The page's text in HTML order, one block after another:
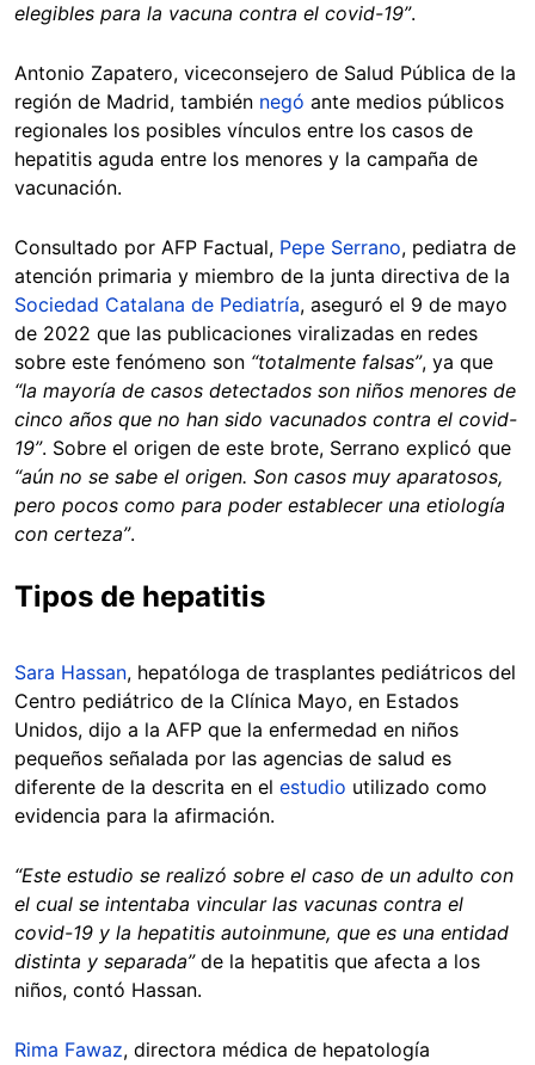
elegibles para la vacuna contra el covid-19”.
Antonio Zapatero, viceconsejero de Salud Pública de la
región de Madrid, también negó ante medios públicos
regionales los posibles vínculos entre los casos de
hepatitis aguda entre los menores y la campaña de
vacunación.
Consultado por AFP Factual, Pepe Serrano, pediatra de
atención primaria y miembro de la junta directiva de la
Sociedad Catalana de Pediatría, aseguró el 9 de mayo
de 2022 que las publicaciones viralizadas en redes
sobre este fenómeno son “totalmente falsas”, ya que
“la mayoría de casos detectados son niños menores de
cinco años que no han sido vacunados contra el covid-
19”. Sobre el origen de este brote, Serrano explicó que
“aún no se sabe el origen. Son casos muy aparatosos,
pero pocos como para poder establecer una etiología
con certeza”.
Tipos de hepatitis
Sara Hassan, hepatóloga de trasplantes pediátricos del
Centro pediátrico de la Clínica Mayo, en Estados
Unidos, dijo a la AFP que la enfermedad en niños
pequeños señalada por las agencias de salud es
diferente de la descrita en el estudio utilizado como
evidencia para la afirmación.
“Este estudio se realizó sobre el caso de un adulto con
el cual se intentaba vincular las vacunas contra el
covid-19 y la hepatitis autoinmune, que es una entidad
distinta y separada”de la hepatitis que afecta a los
niños, contó Hassan.
Rima Fawaz, directora médica de hepatología